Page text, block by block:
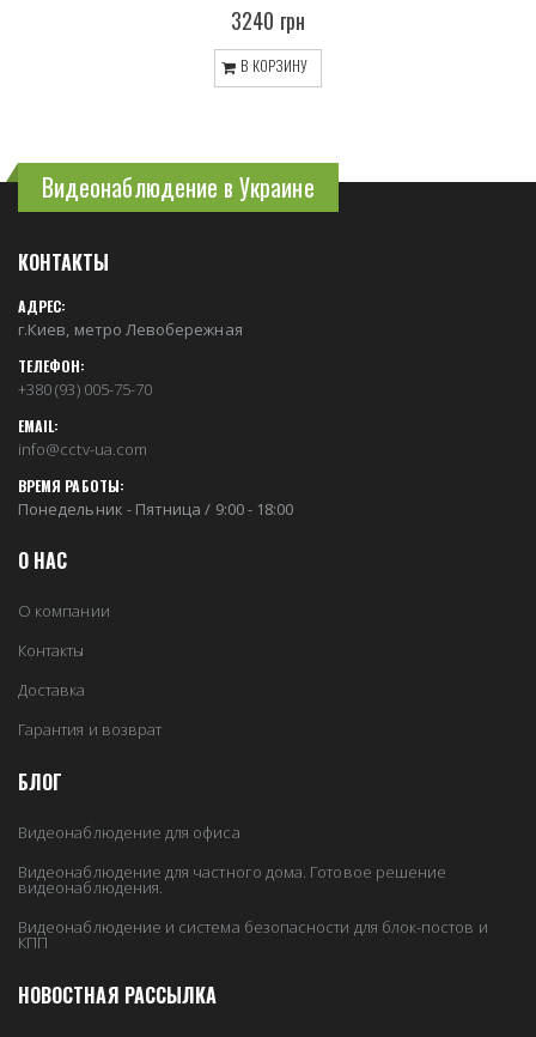
3240 грн
В КОРЗИНУ
Видеонаблюдение в Украине
КОНТАКТЫ
АДРЕС:
г.Киев, метро Левобережная
ТЕЛЕФОН:
+380 (93) 005-75-70
EMAIL:
info@cctv-ua.com
ВРЕМЯ РАБОТЫ:
Понедельник - Пятница / 9:00 - 18:00
О НАС
О компании
Контакты
Доставка
Гарантия и возврат
БЛОГ
Видеонаблюдение для офиса
Видеонаблюдение для частного дома. Готовое решение
видеонаблюдения.
Видеонаблюдение и система безопасности для блок-постов и
КПП
НОВОСТНАЯ РАССЫЛКА